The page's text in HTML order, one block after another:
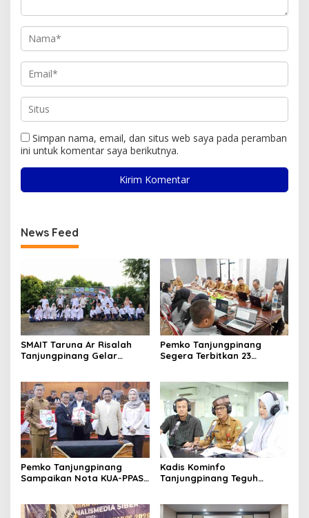
Simpan nama, email, dan situs web saya pada peramban
ini untuk komentar saya berikutnya.
News Feed
SMAIT Taruna Ar Risalah
Tanjungpinang Gelar
Kepemimpinan
Pemko Tanjungpinang
Segera Terbitkan 23
Pemko Tanjungpinang
Sampaikan Nota KUA-PPAS
Kadis Kominfo
Tanjungpinang Teguh
Pemerintah